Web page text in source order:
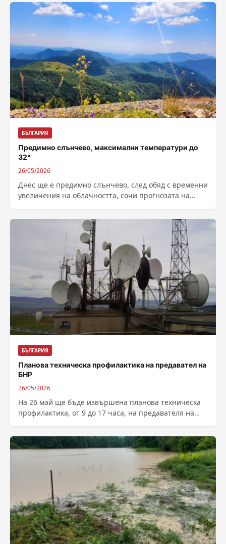
БЪЛГАРИЯ
Предимно слънчево, максимални температури до
32°
26/05/2026
Днес ще е предимно слънчево, след обяд с временни
увеличения на облачността, сочи прогнозата на
БЪЛГАРИЯ
Планова техническа профилактика на предавател на
БНР
26/05/2026
На 26 май ще бъде извършена планова техническа
профилактика, от 9 до 17 часа, на предавателя на